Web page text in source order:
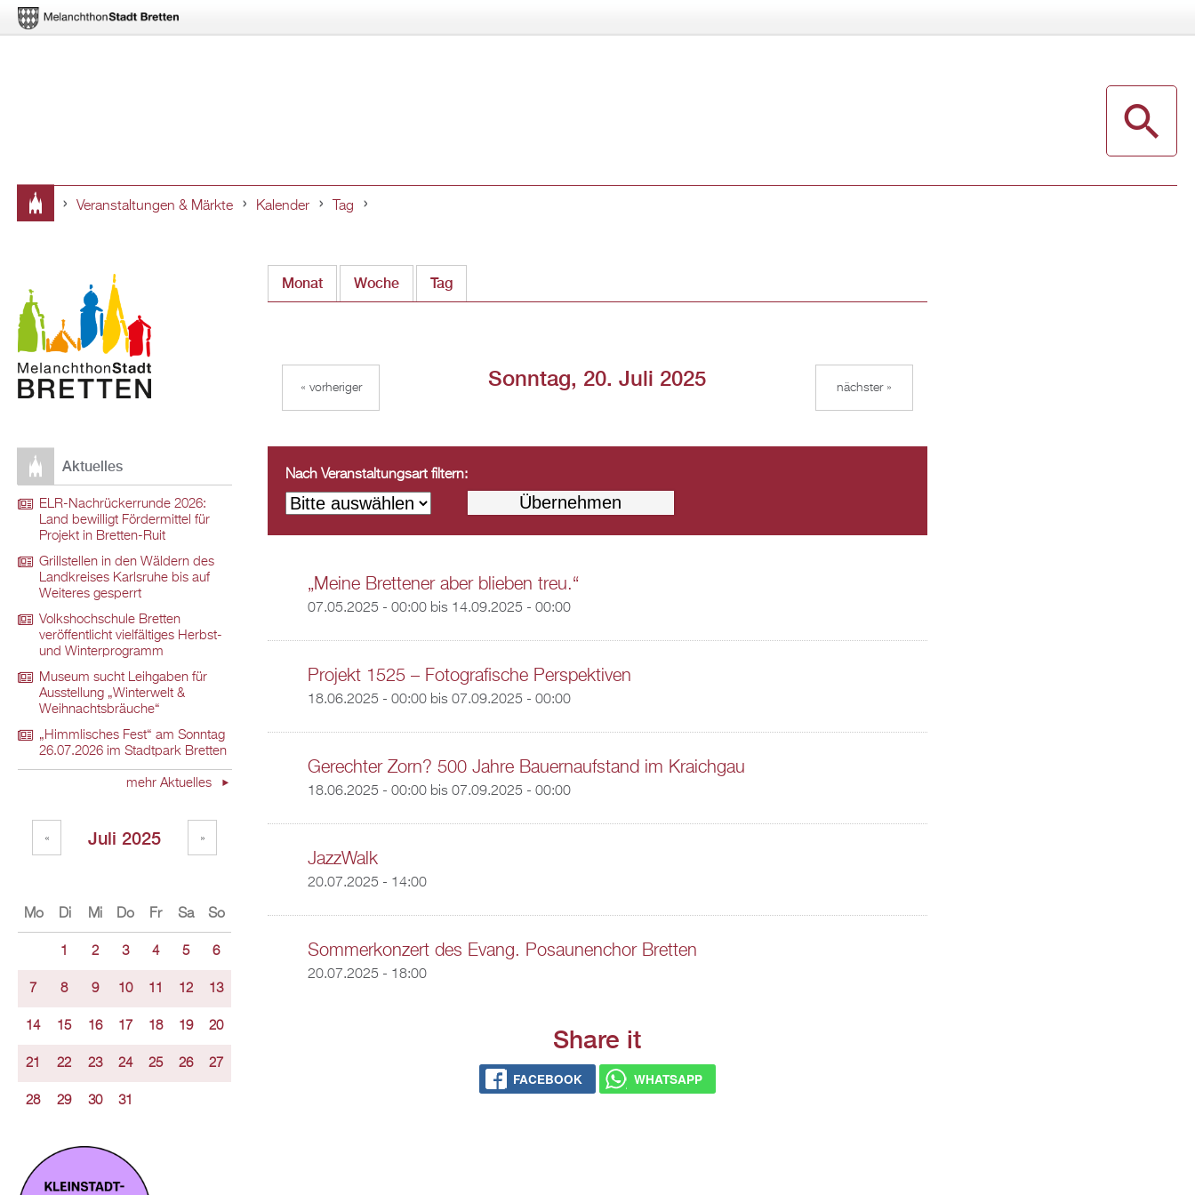
hier
Veranstaltungen & Märkte Kalender Tag
Monat Woche Tag(aktiver Reiter)
Sonntag, 20. Juli 2025
« vorheriger nächster »
Nach Veranstaltungsart filtern:
„Meine Brettener aber blieben treu.“
07.05.2025 - 00:00bis 14.09.2025 - 00:00
Projekt 1525 – Fotografische Perspektiven
18.06.2025 - 00:00bis 07.09.2025 - 00:00
Gerechter Zorn? 500 Jahre Bauernaufstand im Kraichgau
18.06.2025 - 00:00bis 07.09.2025 - 00:00
JazzWalk
20.07.2025 - 14:00
Sommerkonzert des Evang. Posaunenchor Bretten
20.07.2025 - 18:00
Share it
FACEBOOK WHATSAPP
Aktuelles
ELR-Nachrückerrunde 2026:
Land bewilligt Fördermittel für
Projekt in Bretten-Ruit
Grillstellen in den Wäldern des
Landkreises Karlsruhe bis auf
Weiteres gesperrt
Volkshochschule Bretten
veröffentlicht vielfältiges Herbst-
und Winterprogramm
Museum sucht Leihgaben für
Ausstellung „Winterwelt &
Weihnachtsbräuche“
„Himmlisches Fest“ am Sonntag
26.07.2026 im Stadtpark Bretten
mehr Aktuelles
Juli 2025
« »
Mo Di Mi Do Fr Sa So
1 2 3 4 5 6
7 8 9 10 11 12 13
14 15 16 17 18 19 20
21 22 23 24 25 26 27
28 29 30 31